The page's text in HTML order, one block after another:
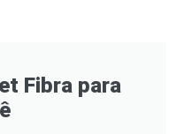
Fibra para